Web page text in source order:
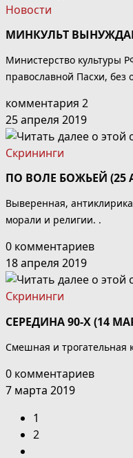
Новости
МИНКУЛЬТ
Министерство культуры
православной Пасхи,
комментария 2
25 апреля 2019
Скрининги
ПО ВОЛЕ БОЖЬЕЙ (25
Выверенная,
морали и религии. .
0 комментариев
18 апреля 2019
Скрининги
СЕРЕДИНА 90-Х (14
Смешная и трогательная
0 комментариев
7 марта 2019
1
2